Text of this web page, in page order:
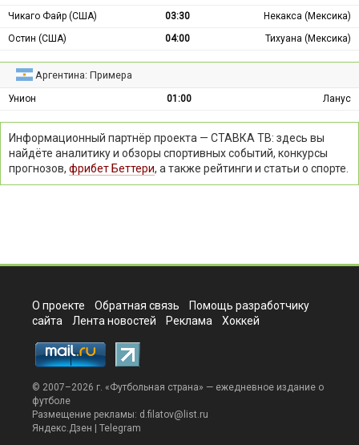
Чикаго Файр (США)
03:30
Некакса (Мексика)
Остин (США)
04:00 Тихуана (Мексика)
Аргентина: Примера
Унион 01:00 Ланус
Информационный партнёр проекта — СТАВКА ТВ: здесь вы
найдёте аналитику и обзоры спортивных событий, конкурсы
прогнозов, фрибет Беттери, а также рейтинги и статьи о спорте.
О проекте Обратная связь
Помощь разработчику
сайта
Лента новостей Реклама Хоккей
© 2007–2026 г. «Футбольная страна» — ежедневное издание о
футболе
Размещение рекламы: d.filatov@list.ru
Яндекс.Дзен | Telegram